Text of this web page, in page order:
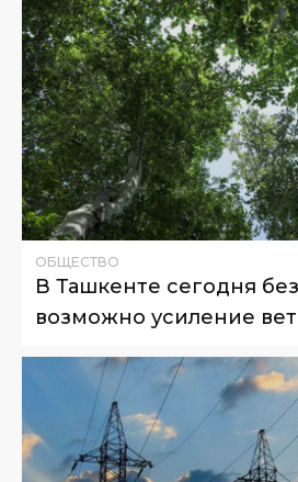
ОБЩЕСТВО
В Ташкенте сегодня
возможно усиление